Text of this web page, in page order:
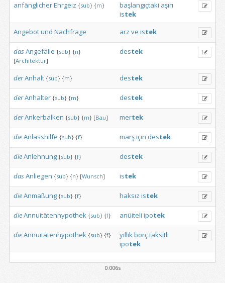
anfänglicherEhrgeiz {sub} {m} başlangıçtaki aşırı
istek
Angebotund Nachfrage arz ve istek
dasAngefälle {sub} {n}
[Architektur]
destek
derAnhalt {sub} {m} destek
derAnhalter {sub} {m} destek
derAnkerbalken {sub} {m} [Bau] mertek
dieAnlasshilfe {sub} {f} marşiçin destek
dieAnlehnung {sub} {f} destek
dasAnliegen {sub} {n} [Wunsch] istek
dieAnmaßung {sub} {f} haksız istek
dieAnnuitätenhypothek {sub} {f} anüiteli ipotek
dieAnnuitätenhypothek {sub} {f} yıllıkborçtaksitli
ipotek
0.006s